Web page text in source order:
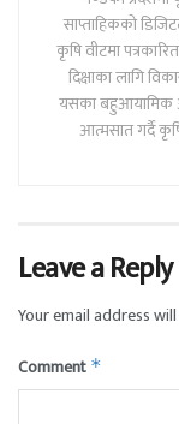
साप्ताहिकको
कृषि वीटमा
दिक्षाका लागि
यसका बहुआयामिक
आत्मसात गर्दै
Leave a Reply
Your email address
Comment *